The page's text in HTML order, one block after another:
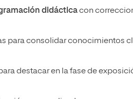
didácticacon
para consolidar conocimientos
destacar en la fase de